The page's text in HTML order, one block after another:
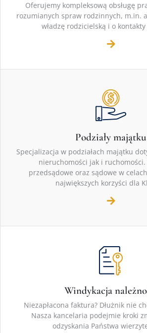
Oferujemy kompleksową obsługę
rozumianych spraw rodzinnych, m.in.
władzę rodzicielską i o
Podziały majątku
Specjalizacja w podziałach majątku
nieruchomości jak i ruchomości.
przedsądowe oraz sądowe w
największych korzyści dla
Windykacja
Niezapłacona faktura? Dłużnik nie
Nasza kancelaria podejmie kroki
odzyskania Państwa